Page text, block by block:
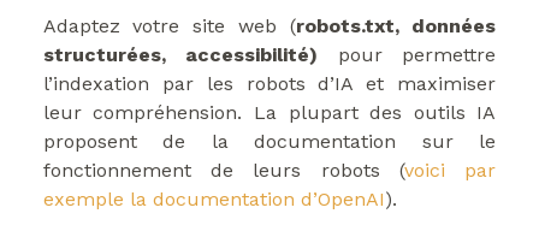
Adaptez votre site web (robots.txt, données
structurées, accessibilité) pour permettre
l’indexation par les robots d’IA et maximiser
leur compréhension. La plupart des outils IA
proposent de la documentation sur le
fonctionnement de leurs robots (voici par
exemple la documentation d’OpenAI).